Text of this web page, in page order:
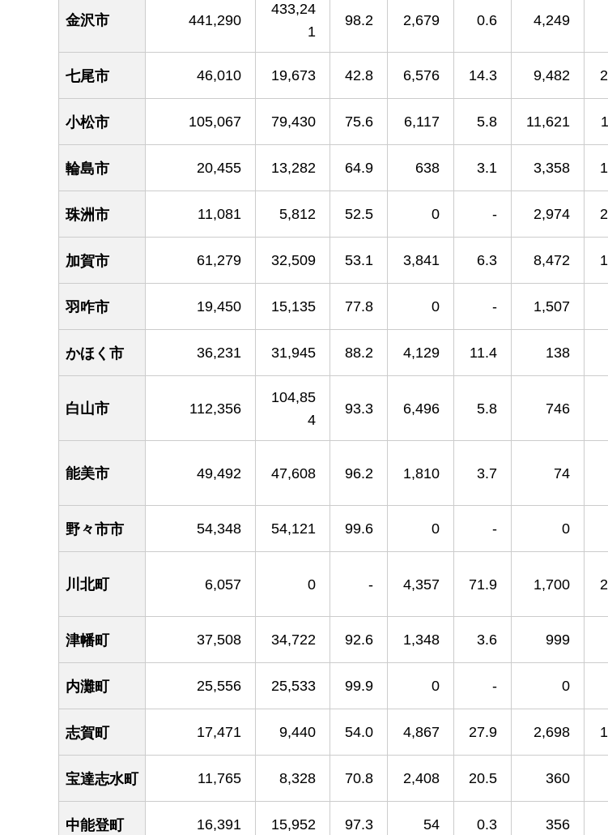
金沢市 441,290
433,24
1
98.2 2,679 0.6 4,249
七尾市 46,010 19,673 42.8 6,576 14.3 9,482
小松市 105,067 79,430 75.6 6,117 5.8 11,621
輪島市 20,455 13,282 64.9 638 3.1 3,358
珠洲市 11,081 5,812 52.5 0 - 2,974
加賀市 61,279 32,509 53.1 3,841 6.3 8,472
羽咋市 19,450 15,135 77.8 0 - 1,507
かほく市 36,231 31,945 88.2 4,129 11.4 138
白山市 112,356
104,85
4
93.3 6,496 5.8 746
能美市 49,492 47,608 96.2 1,810 3.7 74
野々市市 54,348 54,121 99.6 0 - 0
川北町 6,057 0 - 4,357 71.9 1,700
津幡町 37,508 34,722 92.6 1,348 3.6 999
内灘町 25,556 25,533 99.9 0 - 0
志賀町 17,471 9,440 54.0 4,867 27.9 2,698
宝達志水町 11,765 8,328 70.8 2,408 20.5 360
中能登町 16,391 15,952 97.3 54 0.3 356